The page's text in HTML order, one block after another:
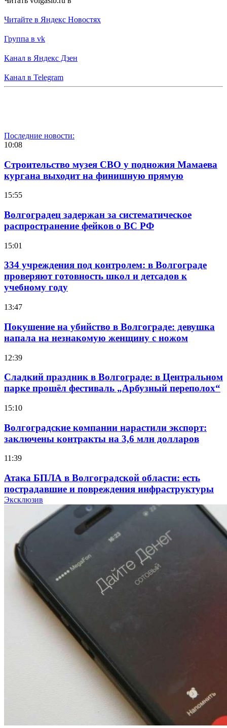
Читайте в Яндекс Новостях
Группа в vk
Канал в Яндекс Дзен
Канал в Telegram
Последние новости:
10:08
Строительство музея СВО у подножия Мамаева
кургана выходит на финишную прямую
15:55
Волгоградец задержан за систематическое
распространение фейков о ВС РФ
15:01
334 учреждения под контролем: в Волгограде
проверяют готовность школ и детсадов к
учебному году
13:47
Покушение на убийство в Волгограде: девушка
напала на незнакомую женщину с ножом
12:39
Сладкий праздник в Волгограде: в Центральном
парке прошёл фестиваль „Арбузный переполох“
15:10
Волгоградские компании нарастили экспорт:
заключены контракты на 3,6 млн долларов
11:39
Атака БПЛА в Волгоградской области: есть
пострадавшие и повреждения инфраструктуры
Волгоградские вузы в топе зарплатного
рейтинга: ВолгГТУ и ВолгГМУ вошли в топ‑15
для химической отрасли и фармацевтики
18:39
В Красноармейском районе Волгограда стартует
конкурс на ремонт моста через Волго‑Донской
судоходный канал
Фестиваль #ТриЧетыре в Волгограде пройдёт
11–13 сентября в рамках Года единства народов
Эксклюзив